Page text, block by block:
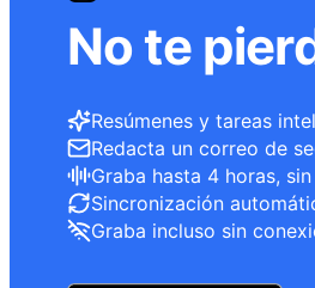
No te
Resúmenes y tareas
Redacta un correo de
Graba hasta 4 horas,
Sincronización
Graba incluso sin